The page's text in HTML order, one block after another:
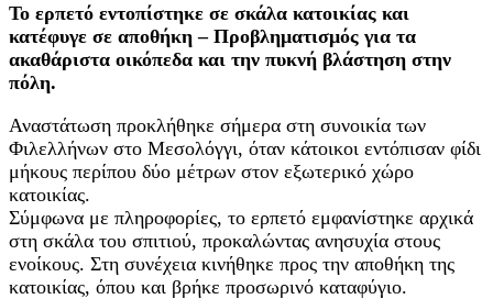
Το ερπετό εντοπίστηκε σε σκάλα κατοικίας και
κατέφυγε σε αποθήκη – Προβληματισμός για τα
ακαθάριστα οικόπεδα και την πυκνή βλάστηση στην
πόλη.
Αναστάτωση προκλήθηκε σήμερα στη συνοικία των
Φιλελλήνων στο Μεσολόγγι, όταν κάτοικοι εντόπισαν φίδι
μήκους περίπου δύο μέτρων στον εξωτερικό χώρο
κατοικίας.
Σύμφωνα με πληροφορίες, το ερπετό εμφανίστηκε αρχικά
στη σκάλα του σπιτιού, προκαλώντας ανησυχία στους
ενοίκους. Στη συνέχεια κινήθηκε προς την αποθήκη της
κατοικίας, όπου και βρήκε προσωρινό καταφύγιο.